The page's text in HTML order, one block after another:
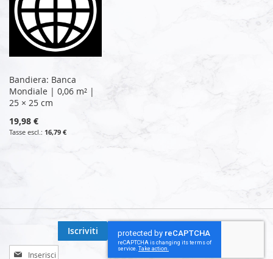
Bandiera: Banca
Mondiale | 0,06 m² |
25 × 25 cm
19,98 €
16,79 €
Iscriviti
Iscriviti